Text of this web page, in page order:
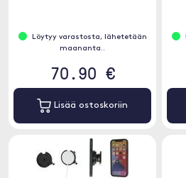
Löytyy varastosta, lähetetään
maananta..
70.90 €
Lisää ostoskoriin